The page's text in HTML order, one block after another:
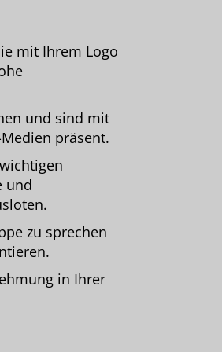
mit Ihrem Logo
und sind mit
präsent.
und
zu sprechen
in Ihrer